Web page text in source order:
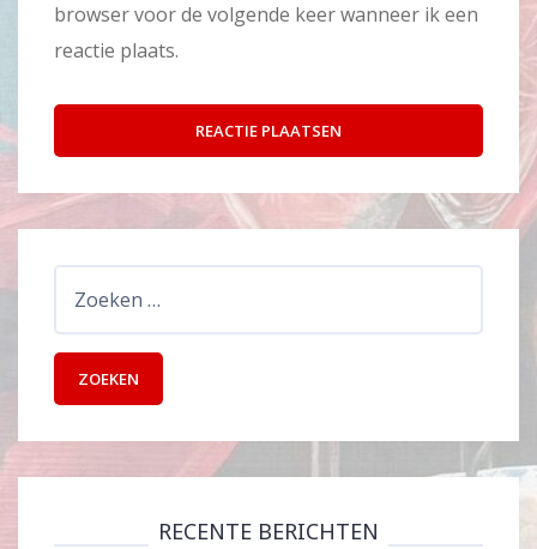
browser voor de volgende keer wanneer ik een
reactie plaats.
RECENTE BERICHTEN